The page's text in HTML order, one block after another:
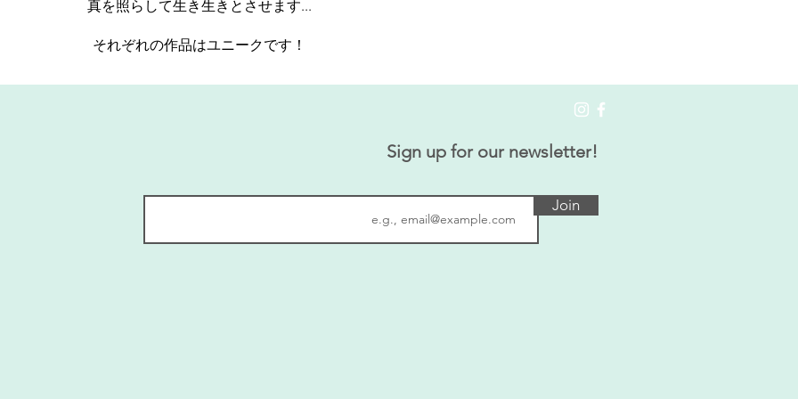
真を照らして生き生きとさせます...
それぞれの作品はユニークです！
Sign up for our newsletter!
Join